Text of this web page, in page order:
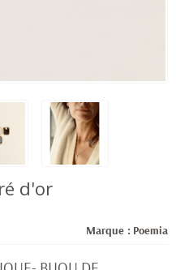
d'or
Marque : Poemia